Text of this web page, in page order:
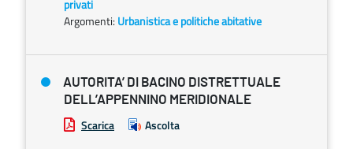
privati
Argomenti: Urbanistica e politiche abitative
AUTORITA’ DI BACINO DISTRETTUALE
DELL’APPENNINO MERIDIONALE
Scarica Ascolta